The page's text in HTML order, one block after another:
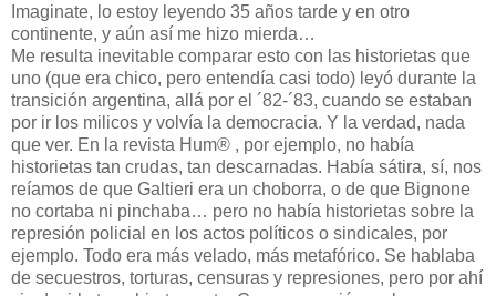
Imaginate, lo estoy leyendo 35 años tarde y en otro
continente, y aún así me hizo mierda…
Me resulta inevitable comparar esto con las historietas que
uno (que era chico, pero entendía casi todo) leyó durante la
transición argentina, allá por el ´82-´83, cuando se estaban
por ir los milicos y volvía la democracia. Y la verdad, nada
que ver. En la revista Hum® , por ejemplo, no había
historietas tan crudas, tan descarnadas. Había sátira, sí, nos
reíamos de que Galtieri era un choborra, o de que Bignone
no cortaba ni pinchaba… pero no había historietas sobre la
represión policial en los actos políticos o sindicales, por
ejemplo. Todo era más velado, más metafórico. Se hablaba
de secuestros, torturas, censuras y represiones, pero por ahí